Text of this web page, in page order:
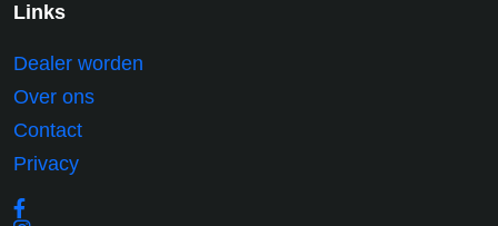
Links
Dealer worden
Over ons
Contact
Privacy